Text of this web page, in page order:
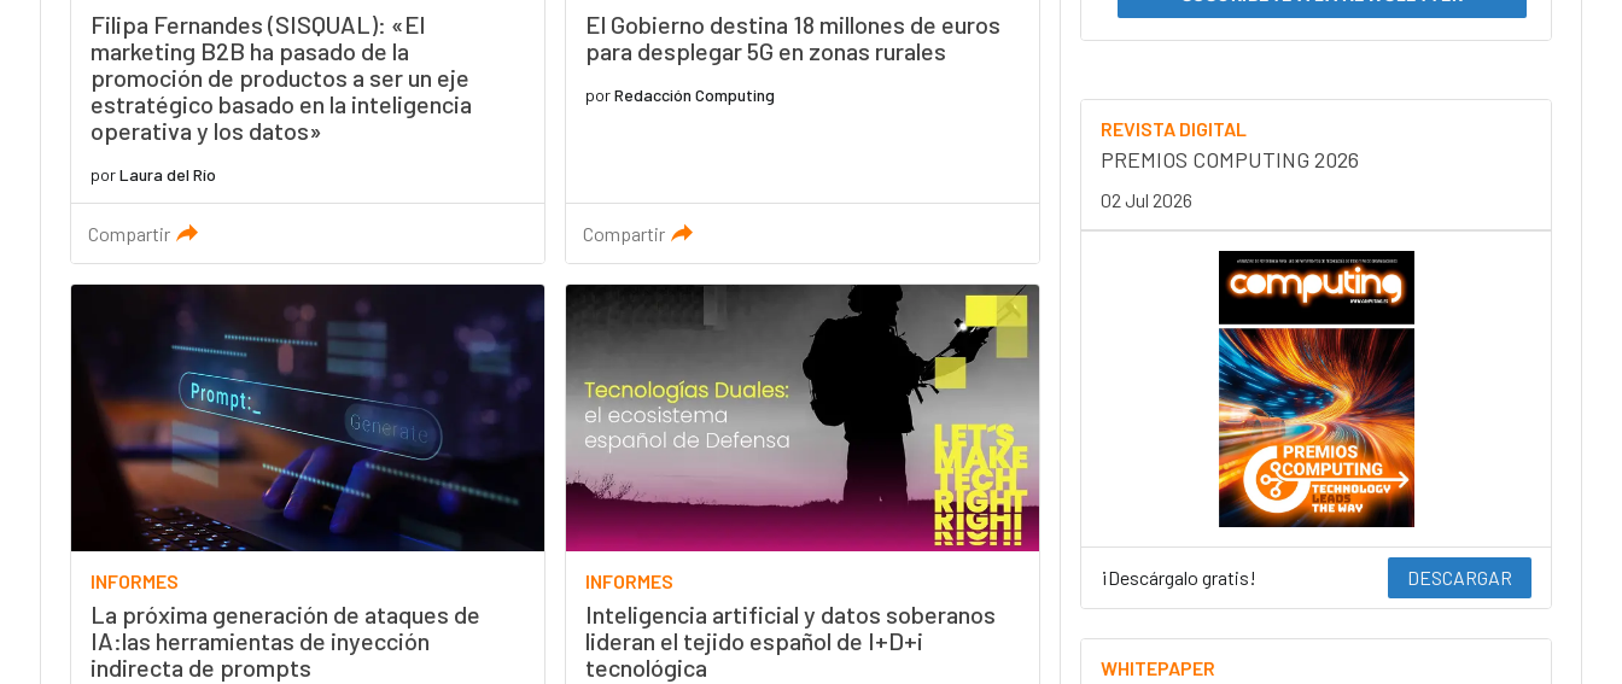
Filipa Fernandes (SISQUAL): «El
marketing B2B ha pasado de la
promoción de productos a ser un eje
estratégico basado en la inteligencia
operativa y los datos»
porLaura del Río
Compartir
El Gobierno destina 18 millones de euros
para desplegar 5G en zonas rurales
porRedacción Computing
Compartir
INFORMES
La próxima generación de ataques de
IA:las herramientas de inyección
indirecta de prompts
INFORMES
Inteligencia artificial y datos soberanos
lideran el tejido español de I+D+i
tecnológica
REVISTA DIGITAL
PREMIOS COMPUTING 2026
02 Jul 2026
¡Descárgalo gratis! DESCARGAR
WHITEPAPER